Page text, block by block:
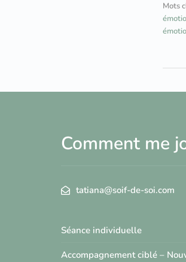
Mots
Comment me
tatiana@soif-de-soi.com
Séance individuelle
Accompagnement ciblé –